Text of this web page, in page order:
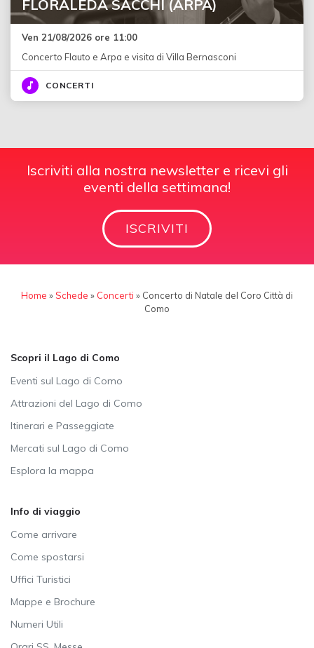
FLORALEDA SACCHI (ARPA)
Ven 21/08/2026 ore 11:00
Concerto Flauto e Arpa e visita di Villa Bernasconi
CONCERTI
Iscriviti alla nostra newsletter e ricevi gli
eventi della settimana!
ISCRIVITI
Home »Schede » Concerti » Concerto di Natale del Coro Città di
Como
Scopri il Lago di Como
Eventi sul Lago di Como
Attrazioni del Lago di Como
Itinerari e Passeggiate
Mercati sul Lago di Como
Esplora la mappa
Info di viaggio
Come arrivare
Come spostarsi
Uffici Turistici
Mappe e Brochure
Numeri Utili